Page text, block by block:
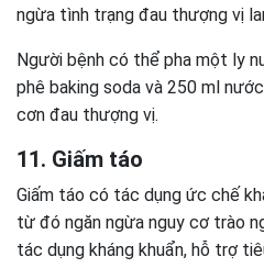
ngừa tình trạng đau thượng vị
Người bệnh có thể pha một ly
phê baking soda và 250 ml
cơn đau thượng vị.
11. Giấm táo
Giấm táo có tác dụng ức chế
từ đó ngăn ngừa nguy cơ trào
tác dụng kháng khuẩn, hỗ trợ